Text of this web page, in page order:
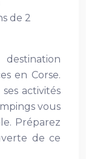
de 2
en Corse.
activités
vous
Préparez
de ce